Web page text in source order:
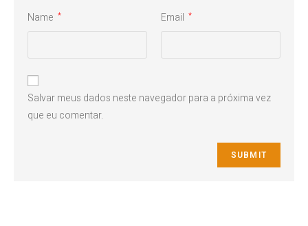
Name * Email *
Salvar meus dados neste navegador para a próxima vez
que eu comentar.